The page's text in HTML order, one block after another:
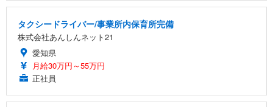
タクシードライバー/事業所内保育所完備
株式会社あんしんネット21
愛知県
月給30万円～55万円
正社員